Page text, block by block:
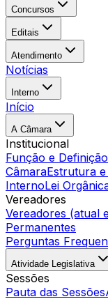
Concursos
Editais
Atendimento
Notícias
Interno
Início
A Câmara
Institucional
Função e Definição
CâmaraEstrutura
InternoLei
Vereadores
Vereadores (atual
Permanentes
Perguntas
Atividade Legislativa
Sessões
Pauta das Sessões